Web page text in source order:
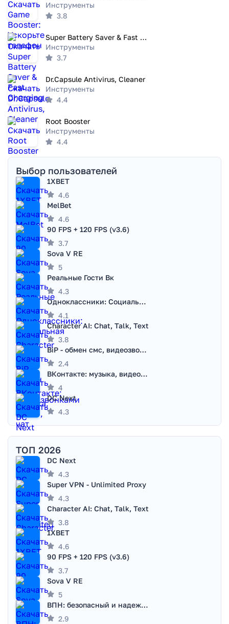
Инструменты
3.8
Super Battery Saver & Fast Charging
Инструменты
3.7
Dr.Capsule Antivirus, Cleaner
Инструменты
4.4
Root Booster
Инструменты
4.4
Выбор пользователей
1XBET
4.6
MelBet
4.6
90 FPS + 120 FPS (v3.6)
3.7
Sova V RE
5
Реальные Гости Вк
4.3
Одноклассники: Социальная сеть
4.1
Character AI: Chat, Talk, Text
3.8
BiP - обмен смс, видеозвонками
2.4
ВКонтакте: музыка, видео, чат
4
DC Next
4.3
ТОП 2026
DC Next
4.3
Super VPN - Unlimited Proxy
4.3
Character AI: Chat, Talk, Text
3.8
1XBET
4.6
90 FPS + 120 FPS (v3.6)
3.7
Sova V RE
5
ВПН: безопасный и надежный VPN
2.9